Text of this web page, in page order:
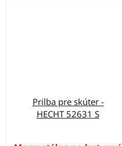
Prilba pre skúter -
HECHT 52631 S